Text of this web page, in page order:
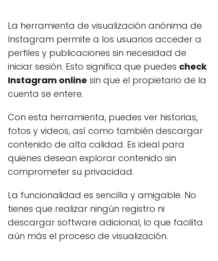
La herramienta de visualización anónima de
Instagram permite a los usuarios acceder a
perfiles y publicaciones sin necesidad de
iniciar sesión. Esto significa que puedes check
Instagram online sin que el propietario de la
cuenta se entere.
Con esta herramienta, puedes ver historias,
fotos y videos, así como también descargar
contenido de alta calidad. Es ideal para
quienes desean explorar contenido sin
comprometer su privacidad.
La funcionalidad es sencilla y amigable. No
tienes que realizar ningún registro ni
descargar software adicional, lo que facilita
aún más el proceso de visualización.